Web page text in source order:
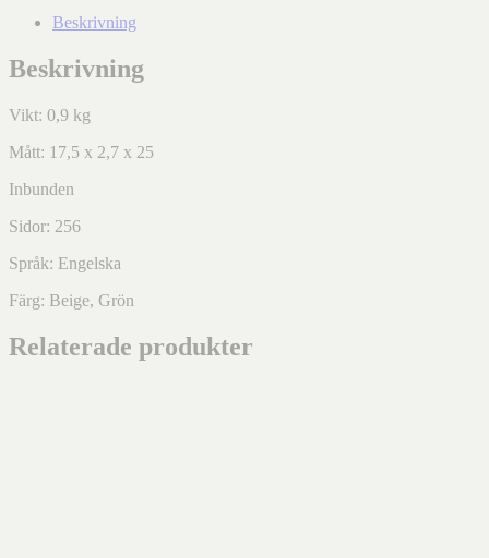
Beskrivning
Beskrivning
Vikt: 0,9 kg
Mått: 17,5 x 2,7 x 25
Inbunden
Sidor: 256
Språk: Engelska
Färg: Beige, Grön
Relaterade produkter